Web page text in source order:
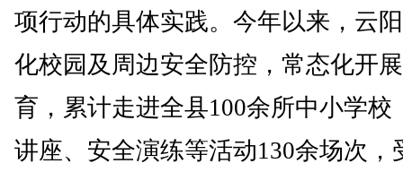
项行动的具体实践。今年以来，云
化校园及周边安全防控，常态化开
育，累计走进全县100余所中小学校
讲座、安全演练等活动130余场次，